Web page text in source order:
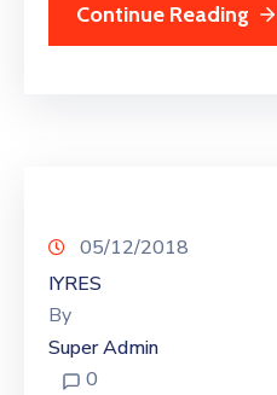
Continue Reading
05/12/2018
IYRES
By
Super Admin
0